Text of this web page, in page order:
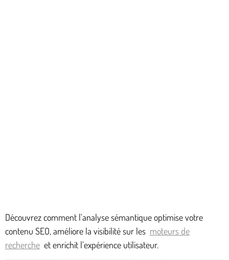
Découvrez comment l’analyse sémantique optimise votre
contenu SEO, améliore la visibilité sur les moteurs de
recherche et enrichit l’expérience utilisateur.